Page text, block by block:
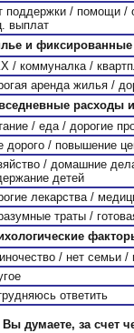
поддержки / помощи /
выплат
и
/ коммуналка /
аренда жилья /
расходы
/ еда / дорогие
дорого / повышение
/ домашние
детей
лекарства /
траты /
/ нет семьи /
ответить
Вы думаете, за счет